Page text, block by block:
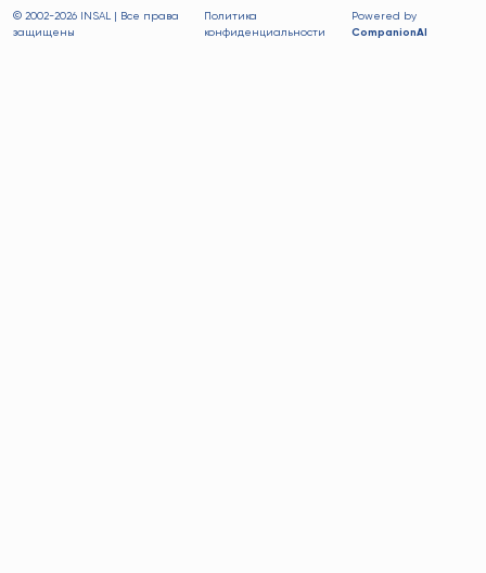
© 2002-2026 INSAL | Все права
защищены
Политика
конфиденциальности
Powered by
CompanionAI